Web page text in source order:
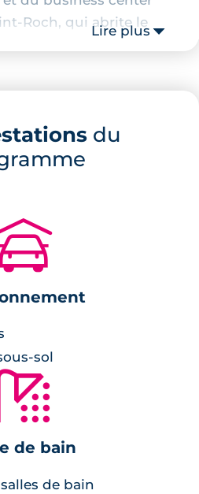
Roch, qui abrite le
méditerrannéene. À
des commerces de
résidence
Effectivement, les
blanches et grise. Par
se trouve un espace
des habitants.
et accessible par tous
neuf
Lire plus
du
sol
🚿
de bain
de bain